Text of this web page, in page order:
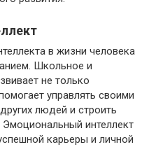
в жизни человека
Школьное и
не только
управлять своими
людей и строить
интеллект
карьеры и личной